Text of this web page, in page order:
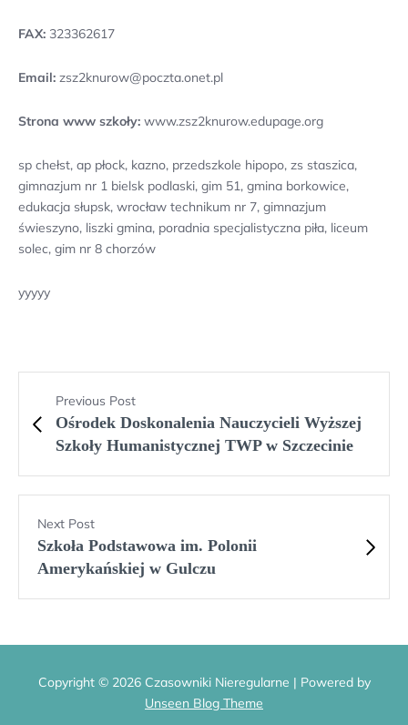
FAX: 323362617
Email: zsz2knurow@poczta.onet.pl
Strona www szkoły: www.zsz2knurow.edupage.org
sp chełst, ap płock, kazno, przedszkole hipopo, zs staszica,
gimnazjum nr 1 bielsk podlaski, gim 51, gmina borkowice,
edukacja słupsk, wrocław technikum nr 7, gimnazjum
świeszyno, liszki gmina, poradnia specjalistyczna piła, liceum
solec, gim nr 8 chorzów
yyyyy
Previous Post
Ośrodek Doskonalenia Nauczycieli Wyższej
Szkoły Humanistycznej TWP w Szczecinie
Next Post
Szkoła Podstawowa im. Polonii
Amerykańskiej w Gulczu
Copyright © 2026 Czasowniki Nieregularne | Powered by
Unseen Blog Theme